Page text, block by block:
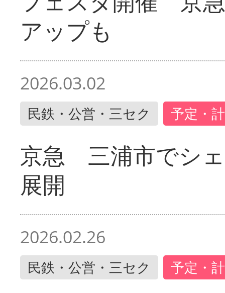
アップも
2026.03.02
民鉄・公営・三セク 予定・
京急 三浦市でシ
展開
2026.02.26
民鉄・公営・三セク 予定・